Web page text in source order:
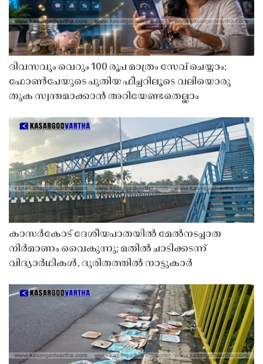
ദിവസവും വെറും 100 രൂപ മാത്രം സേവ് ചെയ്യാം;
ഫോൺപേയുടെ പുതിയ ഫീച്ചറിലൂടെ വലിയൊരു
തുക സ്വന്തമാക്കാൻ അറിയേണ്ടതെല്ലാം
കാസർകോട് ദേശീയപാതയിൽ മേൽനടപ്പാത
നിർമാണം വൈകുന്നു; മതിൽ ചാടിക്കടന്ന്
വിദ്യാർഥികൾ, ദുരിതത്തിൽ നാട്ടുകാർ